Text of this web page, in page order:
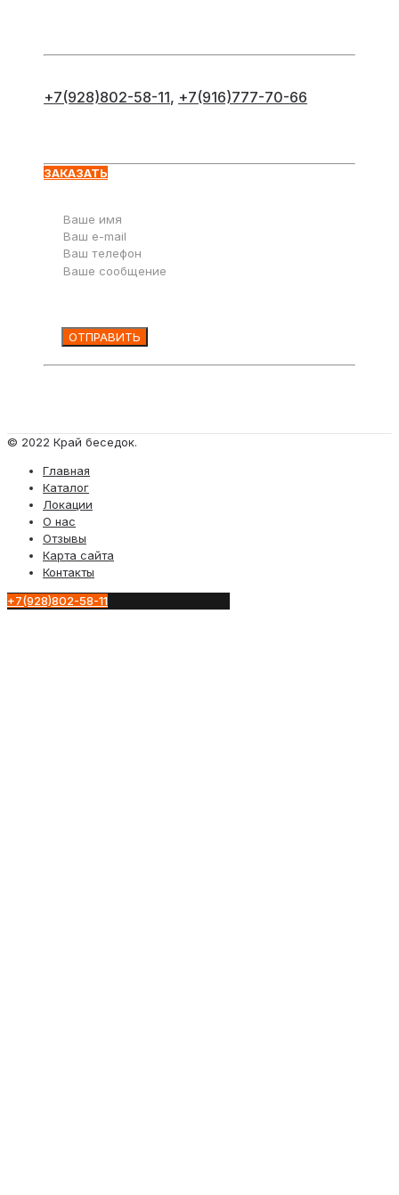
+7(928)802-58-11, +7(916)777-70-66
ЗАКАЗАТЬ
© 2022 Край беседок.
Главная
Каталог
Локации
О нас
Отзывы
Карта сайта
Контакты
+7(928)802-58-11